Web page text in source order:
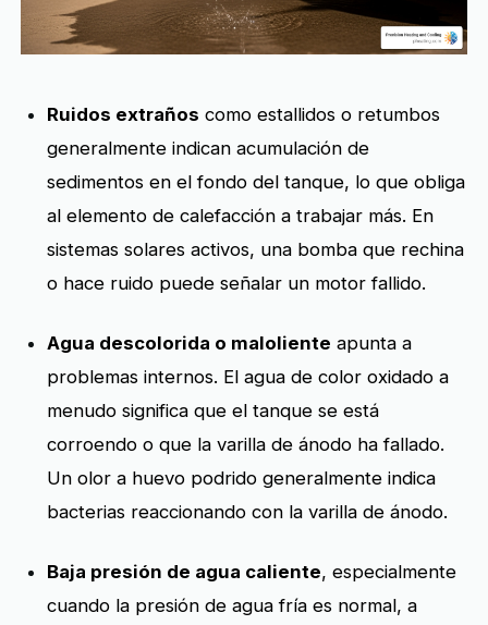
Ruidos extraños como estallidos o retumbos
generalmente indican acumulación de
sedimentos en el fondo del tanque, lo que obliga
al elemento de calefacción a trabajar más. En
sistemas solares activos, una bomba que rechina
o hace ruido puede señalar un motor fallido.
Agua descolorida o maloliente apunta a
problemas internos. El agua de color oxidado a
menudo significa que el tanque se está
corroendo o que la varilla de ánodo ha fallado.
Un olor a huevo podrido generalmente indica
bacterias reaccionando con la varilla de ánodo.
Baja presión de agua caliente, especialmente
cuando la presión de agua fría es normal, a